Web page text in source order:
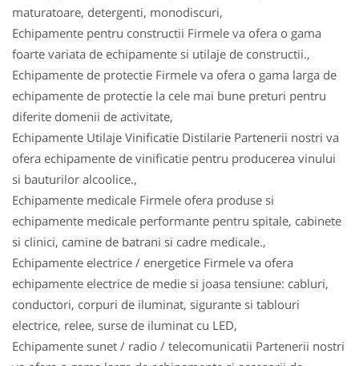
maturatoare, detergenti, monodiscuri,
Echipamente pentru constructii Firmele va ofera o gama
foarte variata de echipamente si utilaje de constructii.,
Echipamente de protectie Firmele va ofera o gama larga de
echipamente de protectie la cele mai bune preturi pentru
diferite domenii de activitate,
Echipamente Utilaje Vinificatie Distilarie Partenerii nostri va
ofera echipamente de vinificatie pentru producerea vinului
si bauturilor alcoolice.,
Echipamente medicale Firmele ofera produse si
echipamente medicale performante pentru spitale, cabinete
si clinici, camine de batrani si cadre medicale.,
Echipamente electrice / energetice Firmele va ofera
echipamente electrice de medie si joasa tensiune: cabluri,
conductori, corpuri de iluminat, sigurante si tablouri
electrice, relee, surse de iluminat cu LED,
Echipamente sunet / radio / telecomunicatii Partenerii nostri